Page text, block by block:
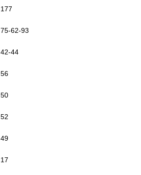
177
75-62-93
42-44
56
50
52
49
17